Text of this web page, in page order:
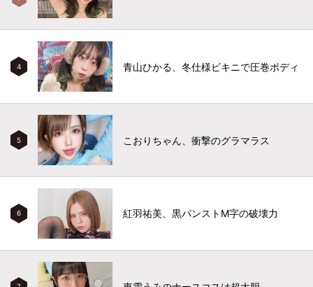
4 青山ひかる、冬仕様ビキニで圧巻ボディ
5 こおりちゃん、衝撃のグラマラス
6 紅羽祐美、黒パンストM字の破壊力